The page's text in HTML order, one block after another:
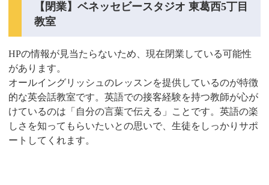
【閉業】ベネッセビースタジオ 東葛西5丁目
教室
HPの情報が見当たらないため、現在閉業している可能性
があります。
オールイングリッシュのレッスンを提供しているのが特徴
的な英会話教室です。英語での接客経験を持つ教師が心が
けているのは「自分の言葉で伝える」ことです。英語の楽
しさを知ってもらいたいとの思いで、生徒をしっかりサポ
ートしてくれます。